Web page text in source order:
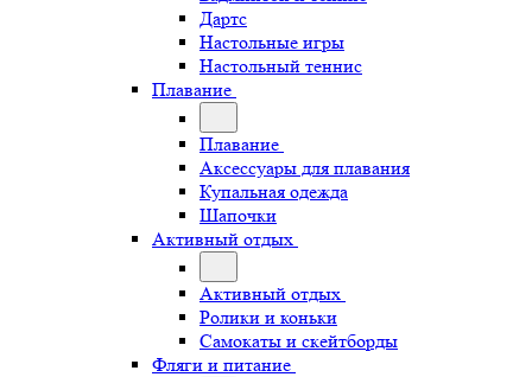
Дартс
Настольные игры
Настольный теннис
Плавание
Плавание
Аксессуары для плавания
Купальная одежда
Шапочки
Активный отдых
Активный отдых
Ролики и коньки
Самокаты и скейтборды
Фляги и питание